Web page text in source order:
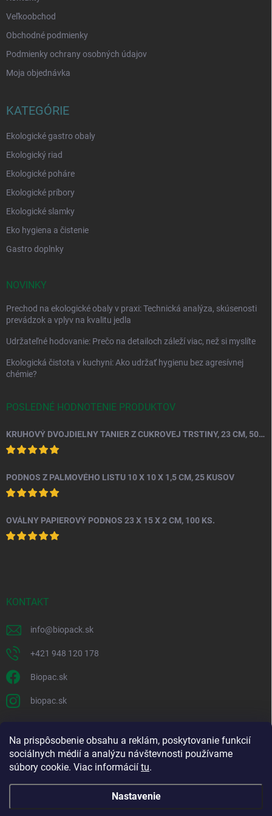
Na prispôsobenie obsahu a reklám, poskytovanie funkcií
sociálnych médií a analýzu návštevnosti používame
súbory cookie. Viac informácií tu.
Nastavenie
Veľkoobchod
Obchodné podmienky
Podmienky ochrany osobných údajov
Moja objednávka
KATEGÓRIE
Ekologické gastro obaly
Ekologický riad
Ekologické poháre
Ekologické príbory
Ekologické slamky
Eko hygiena a čistenie
Gastro doplnky
NOVINKY
Prechod na ekologické obaly v praxi: Technická analýza, skúsenosti
prevádzok a vplyv na kvalitu jedla
Udržateľné hodovanie: Prečo na detailoch záleží viac, než si myslíte
Ekologická čistota v kuchyni: Ako udržať hygienu bez agresívnej
chémie?
POSLEDNÉ HODNOTENIE PRODUKTOV
KRUHOVÝ DVOJDIELNY TANIER Z CUKROVEJ TRSTINY, 23 CM, 50 KS.
PODNOS Z PALMOVÉHO LISTU 10 X 10 X 1,5 CM, 25 KUSOV
OVÁLNY PAPIEROVÝ PODNOS 23 X 15 X 2 CM, 100 KS.
KONTAKT
info@biopack.sk
+421 948 120 178
Biopac.sk
biopac.sk
Good E-shops have logic. SALELOGICS